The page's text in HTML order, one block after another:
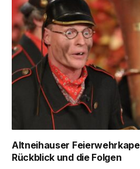
Altneihauser
Rückblick und die Folgen